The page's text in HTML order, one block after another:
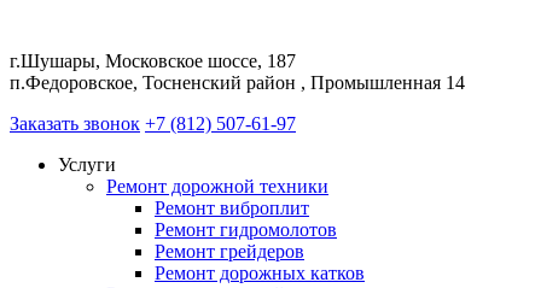
г.Шушары, Московское шоссе, 187
п.Федоровское, Тосненский район , Промышленная 14
Заказать звонок +7 (812) 507-61-97
Услуги
Ремонт дорожной техники
Ремонт виброплит
Ремонт гидромолотов
Ремонт грейдеров
Ремонт дорожных катков